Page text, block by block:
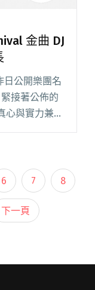
金曲 DJ
公開樂團名
接著公佈的
心與實力兼具
格獨具，帥氣
6 7 8
下一頁